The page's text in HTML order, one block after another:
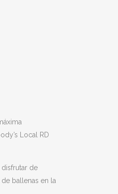
Local RD
de
ballenas en la